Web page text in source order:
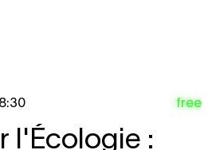
free
l'Écologie :